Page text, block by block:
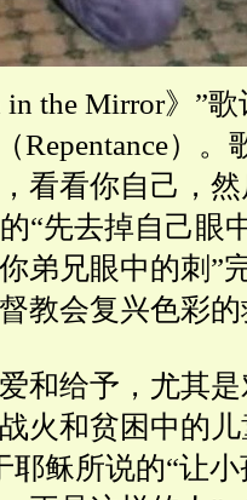
in the Mirror》”
Repentance）。
看看你自己，
“先去掉自己眼
弟兄眼中的刺”
教会复兴色彩
和给予，尤其
火和贫困中的儿
耶稣所说的“让